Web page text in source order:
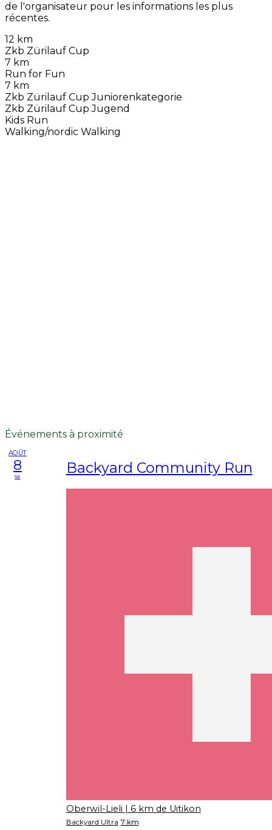
de l'organisateur pour les informations les plus
récentes.
12 km
Zkb Zürilauf Cup
7 km
Run for Fun
7 km
Zkb Zürilauf Cup Juniorenkategorie
Zkb Zürilauf Cup Jugend
Kids Run
Walking/nordic Walking
Événements à proximité
AOÛT
8
sa Backyard Community Run
Oberwil-Lieli | 6 km de Uitikon
Backyard Ultra 7 km